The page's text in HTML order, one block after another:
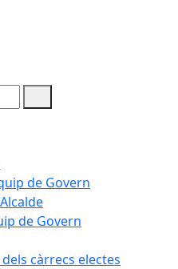
de Govern
de Govern
càrrecs electes